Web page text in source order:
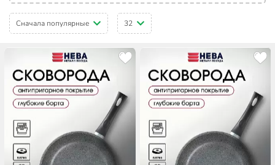
Сначала популярные 32